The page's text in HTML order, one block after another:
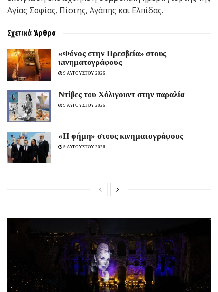
Αγίας Σοφίας, Πίστης, Αγάπης και Ελπίδας.
Σχετικά Άρθρα
«Φόνος στην Πρεσβεία» στους
κινηματογράφους
9 ΑΥΓΟΥΣΤΟΥ 2026
Ντίβες του Χόλιγουντ στην παραλία
9 ΑΥΓΟΥΣΤΟΥ 2026
«H φήμη» στους κινηματογράφους
9 ΑΥΓΟΥΣΤΟΥ 2026